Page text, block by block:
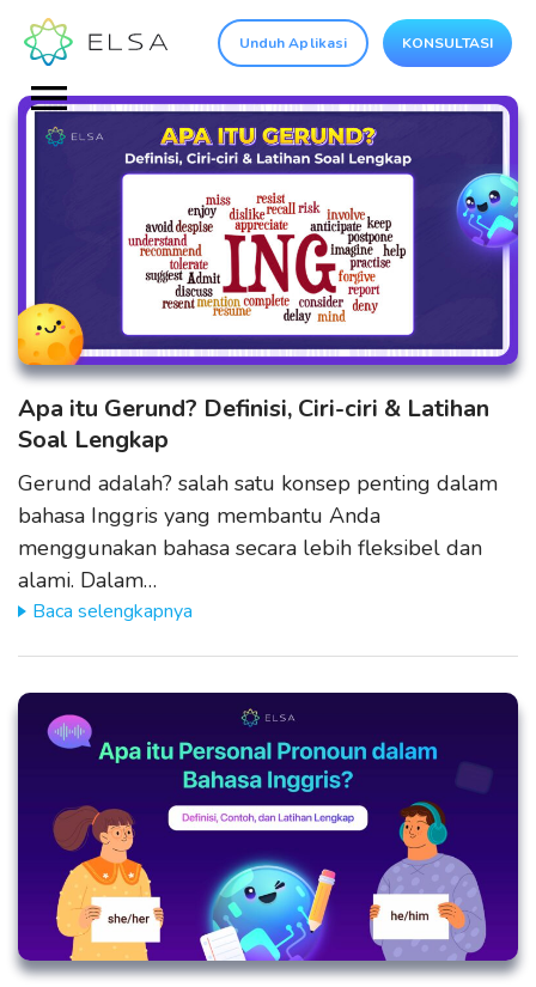
Unduh Aplikasi KONSULTASI
Apa itu Gerund? Definisi, Ciri-ciri & Latihan
Soal Lengkap
Gerund adalah? salah satu konsep penting dalam
bahasa Inggris yang membantu Anda
menggunakan bahasa secara lebih fleksibel dan
alami. Dalam…
Baca selengkapnya